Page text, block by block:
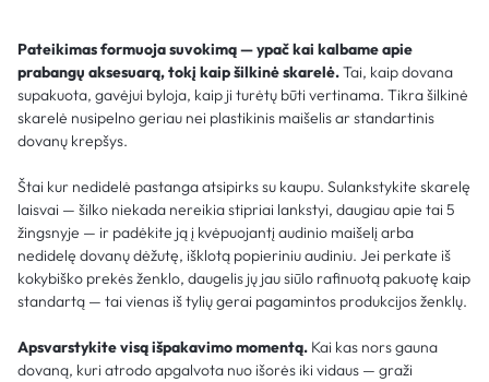
Pateikimas formuoja suvokimą — ypač kai kalbame apie
prabangų aksesuarą, tokį kaip šilkinė skarelė.Tai, kaip dovana
supakuota, gavėjui byloja, kaip ji turėtų būti vertinama. Tikra šilkinė
skarelė nusipelno geriau nei plastikinis maišelis ar standartinis
dovanų krepšys.
Štai kur nedidelė pastanga atsipirks su kaupu. Sulankstykite skarelę
laisvai — šilko niekada nereikia stipriai lankstyi, daugiau apie tai 5
žingsnyje — ir padėkite ją į kvėpuojantį audinio maišelį arba
nedidelę dovanų dėžutę, išklotą popieriniu audiniu. Jei perkate iš
kokybiško prekės ženklo, daugelis jų jau siūlo rafinuotą pakuotę kaip
standartą — tai vienas iš tylių gerai pagamintos produkcijos ženklų.
Apsvarstykite visą išpakavimo momentą. Kai kas nors gauna
dovaną, kuri atrodo apgalvota nuo išorės iki vidaus — graži